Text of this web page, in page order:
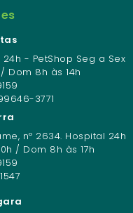
- PetShop Seg a Sex
Dom 8h às 14h
3771
nº 2634. Hospital 24h
/ Dom 8h às 17h